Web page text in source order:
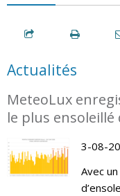
Actualités
MeteoLux
le plus ensoleillé
3-08-
Avec